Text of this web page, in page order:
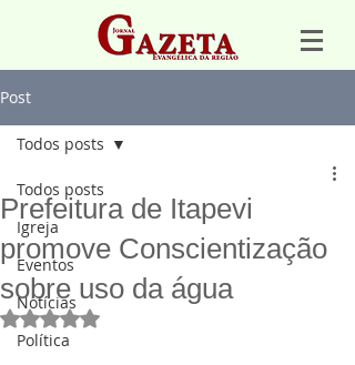
Post
Todos posts
Igreja
Eventos
Notícias
Política
Todos posts
Prefeitura de Itapevi
promove Conscientização
sobre uso da água
Avaliado com NaN de 5 estrelas.